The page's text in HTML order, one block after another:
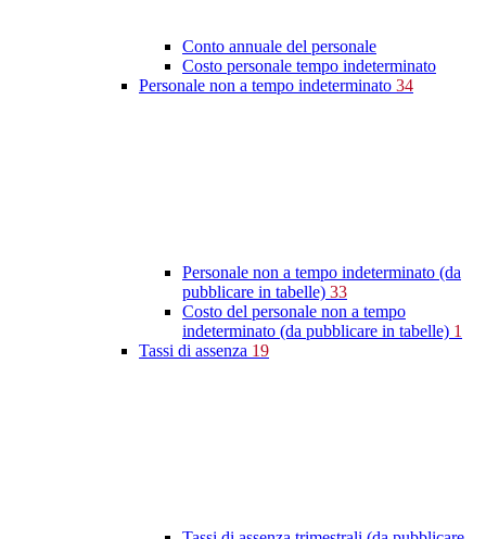
Conto annuale del personale
Costo personale tempo indeterminato
Personale non a tempo indeterminato 34
Personale non a tempo indeterminato (da
pubblicare in tabelle) 33
Costo del personale non a tempo
indeterminato (da pubblicare in tabelle) 1
Tassi di assenza 19